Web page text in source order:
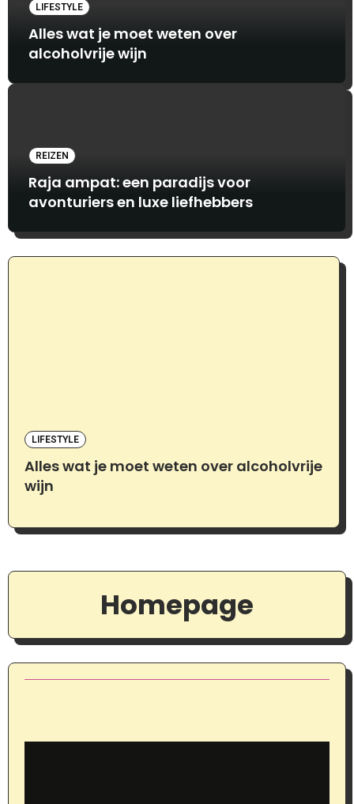
LIFESTYLE
Alles wat je moet weten over
alcoholvrije wijn
REIZEN
Raja ampat: een paradijs voor
avonturiers en luxe liefhebbers
LIFESTYLE
Alles wat je moet weten over alcoholvrije
wijn
Homepage